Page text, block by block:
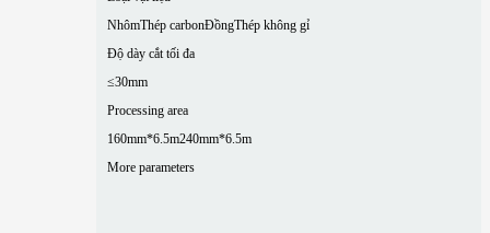
NhômThép carbonĐồngThép không gỉ
Độ dày cắt tối đa
≤30mm
Processing area
160mm*6.5m240mm*6.5m
More parameters